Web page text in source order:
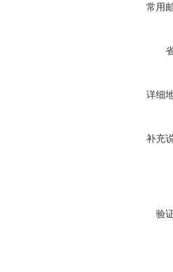
常用
详细
补充
验